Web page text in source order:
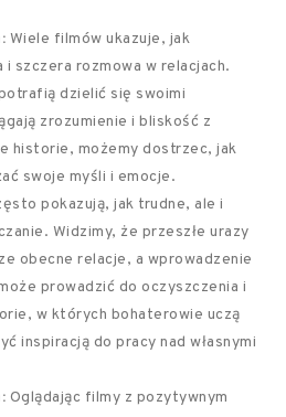
Wiele filmów ukazuje, jak
szczera rozmowa w relacjach.
dzielić się swoimi
zrozumienie i bliskość z
historie, możemy dostrzec, jak
swoje myśli i emocje.
pokazują, jak trudne, ale i
Widzimy, że przeszłe urazy
obecne relacje, a wprowadzenie
prowadzić do oczyszczenia i
w których bohaterowie uczą
inspiracją do pracy nad własnymi
Oglądając filmy z pozytywnym